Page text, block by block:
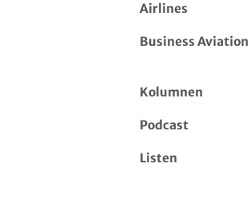
Airlines
Business Aviation
Kolumnen
Podcast
Listen